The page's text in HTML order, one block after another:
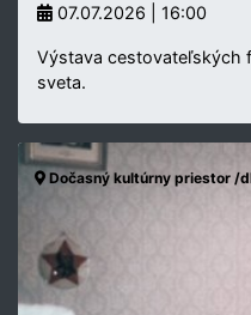
07.07.2026 | 16:00
Výstava cestovateľských
sveta.
Dočasný kultúrny priestor /